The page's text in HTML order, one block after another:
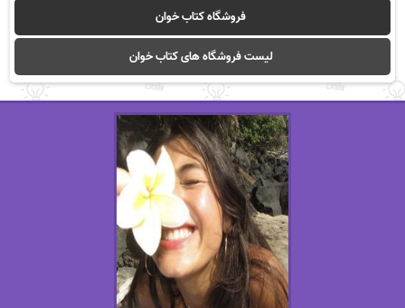
فروشگاه کتاب خوان
لیست فروشگاه های کتاب خوان